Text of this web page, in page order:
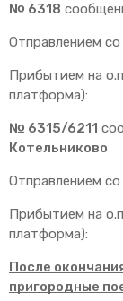
Схема
Мобильное
пассажиров
№ 6318
Отправлением
Прибытием на
платформа):
№ 6315/6211
Котельниково
Отправлением
Прибытием на
платформа):
После
пригородные